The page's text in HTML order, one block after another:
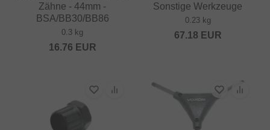
Zähne - 44mm -
BSA/BB30/BB86
0.3 kg
16.76 EUR
Sonstige Werkzeuge
0.23 kg
67.18 EUR